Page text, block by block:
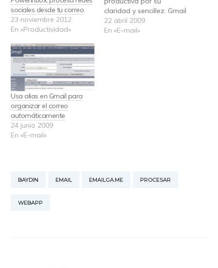
sociales desde tu correo
23 noviembre 2012
En «Productividad»
claridad y sencillez. Gmail
además tiene desde
hace un tiempo su
22 abril 2009
En «E-mail»
Usa alias en Gmail para
organizar el correo
automáticamente
24 junio 2009
En «E-mail»
BAYDIN EMAIL EMAILGA.ME PROCESAR
WEBAPP